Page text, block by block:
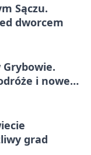
Sączu.
dworcem
i nowe
grad